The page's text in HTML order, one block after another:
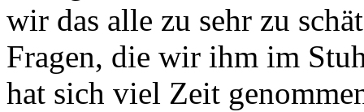
wir das alle zu sehr zu
Fragen, die wir ihm im
hat sich viel Zeit